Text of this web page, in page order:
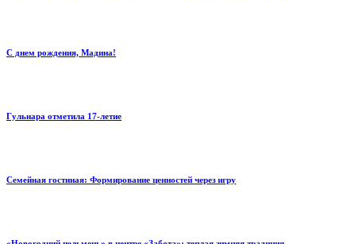
С днем рождения, Мадина!
Гульнара отметила 17‑летие
Семейная гостиная: Формирование ценностей через игру